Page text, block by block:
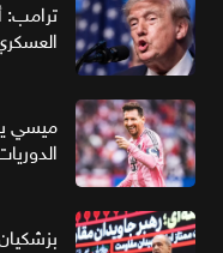
ترامب:
ميسي